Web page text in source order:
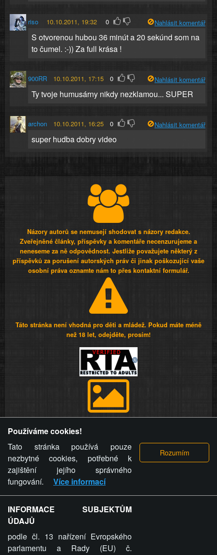
riso 10.10.2011, 19:32 0 Nahlásit komentář
S otvorenou hubou 36 minút a 20 sekúnd som na
to čumel. :-)) Za full krása !
900RR 10.10.2011, 17:15 0 Nahlásit komentář
Ty tvoje humusárny nikdy nezklamou... SUPER
archon 10.10.2011, 16:25 0 Nahlásit komentář
super hudba dobry video
Názory autorů se nemusejí shodovat s názory redakce.
Zveřejněné články, příspěvky a komentáře necenzurujeme a
neneseme za ně odpovědnost. Jestliže považujete některý z
příspěvků za porušení autorských práv či jinak poškozující vaše
osobní práva oznamte nám to přes kontaktní formulář.
Táto stránka není vhodná pro děti a mládež. Pokud máte méně
než 18 let, odejděte, prosím!
videa a komentáře. Osoba, které se toto opatření provozovatele
stránky týče, ani osoba, která umístila fotografii nebo video na
stránku, nemůže z důvodu odstranění fotografie, videa nebo
komentáře pro výše uvedenou okolnost uplatnit vůči
provozovateli stránky žádný nárok na náhradu škody nebo
nemajetkové újmy.
ZVRÁCENÝ.CZ - Svět není zvrácenej. To jen
ty lidi...
Používáme cookies!
Tato stránka používá pouze
nezbytné cookies, potřebné k
zajištění jejího správného
fungování.
Více informací
INFORMACE SUBJEKTŮM
ÚDAJŮ
podle čl. 13 nařízení Evropského
parlamentu a Rady (EU) č.